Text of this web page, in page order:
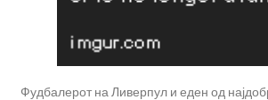
Фудбалерот на Ливерпул и еден од